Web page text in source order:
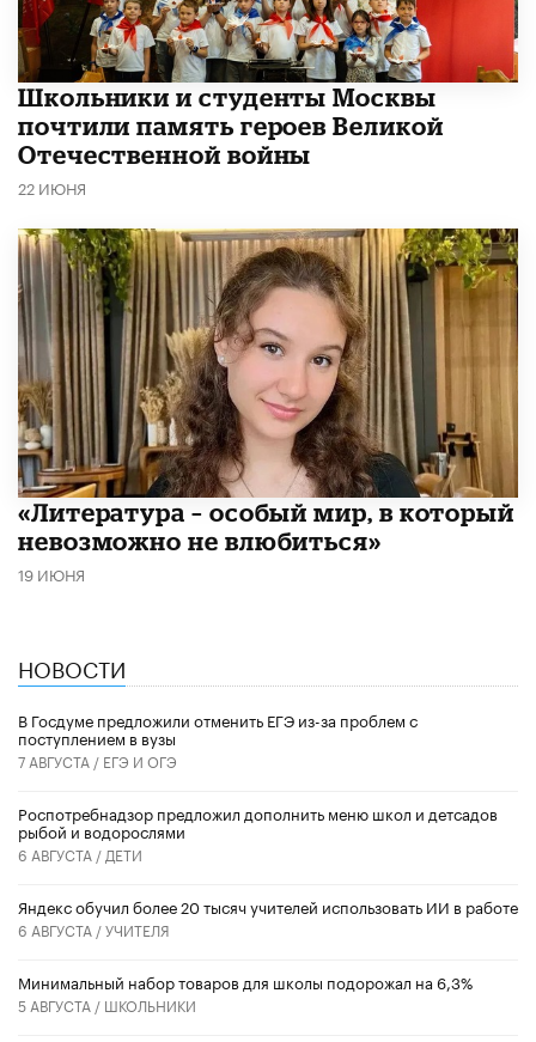
Школьники и студенты Москвы
почтили память героев Великой
Отечественной войны
22 ИЮНЯ
​«Литература – особый мир, в который
невозможно не влюбиться»
19 ИЮНЯ
НОВОСТИ
В Госдуме предложили отменить ЕГЭ из-за проблем с
поступлением в вузы
7 АВГУСТА / ЕГЭ И ОГЭ
Роспотребнадзор предложил дополнить меню школ и детсадов
рыбой и водорослями
6 АВГУСТА / ДЕТИ
​Яндекс обучил более 20 тысяч учителей использовать ИИ в работе
6 АВГУСТА /УЧИТЕЛЯ
Минимальный набор товаров для школы подорожал на 6,3%
5 АВГУСТА / ШКОЛЬНИКИ